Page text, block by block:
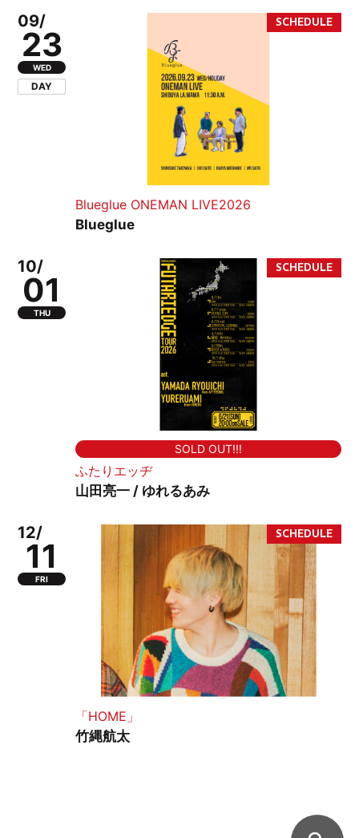
09/
23
WED
DAY
Blueglue ONEMAN LIVE2026
Blueglue
10/
01
THU
SOLD OUT!!!
ふたりエッヂ
山田亮一 / ゆれるあみ
12/
11
FRI
「HOME」
竹縄航太